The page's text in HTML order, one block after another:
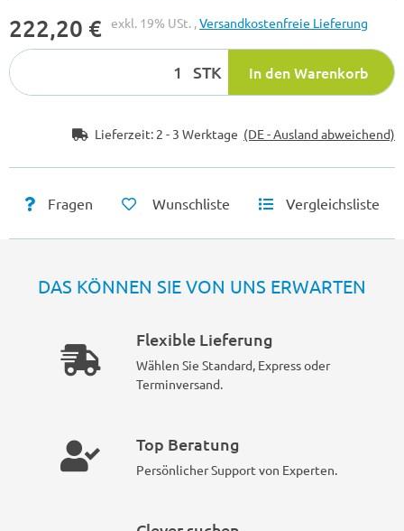
222,20 € exkl. 19% USt. ,Versandkostenfreie Lieferung
STK In den Warenkorb
Lieferzeit: 2 - 3 Werktage (DE - Ausland abweichend)
Fragen Wunschliste Vergleichsliste
DAS KÖNNEN SIE VON UNS ERWARTEN
Flexible Lieferung
Wählen Sie Standard, Express oder
Terminversand.
Top Beratung
Persönlicher Support von Experten.